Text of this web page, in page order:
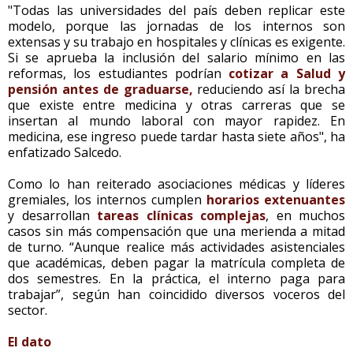
"Todas las universidades del país deben replicar este
modelo, porque las jornadas de los internos son
extensas y su trabajo en hospitales y clínicas es exigente.
Si se aprueba la inclusión del salario mínimo en las
reformas, los estudiantes podrían cotizar a Salud y
pensión antes de graduarse, reduciendo así la brecha
que existe entre medicina y otras carreras que se
insertan al mundo laboral con mayor rapidez. En
medicina, ese ingreso puede tardar hasta siete años", ha
enfatizado Salcedo.
Como lo han reiterado asociaciones médicas y líderes
gremiales, los internos cumplen horarios extenuantes
y desarrollan tareas clínicas complejas, en muchos
casos sin más compensación que una merienda a mitad
de turno. “Aunque realice más actividades asistenciales
que académicas, deben pagar la matrícula completa de
dos semestres. En la práctica, el interno paga para
trabajar”, según han coincidido diversos voceros del
sector.
El dato